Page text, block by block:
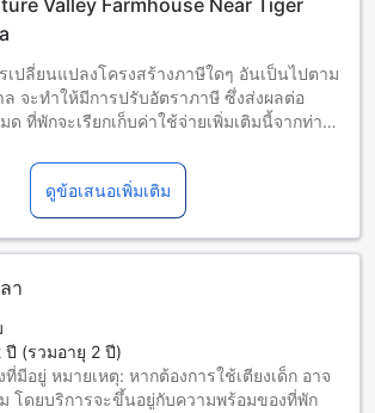
เปลี่ยนแปลงโครงสร้างภาษีใดๆ อันเป็นไปตาม
จะทำให้มีการปรับอัตราภาษี ซึ่งส่งผลต่อ
ด ที่พักจะเรียกเก็บค่าใช้จ่ายเพิ่มเติมนี้จากท่าน
ดูข้อเสนอเพิ่มเติม
า
ปี (รวมอายุ 2 ปี)
มีอยู่ หมายเหตุ: หากต้องการใช้เตียงเด็ก อาจ
โดยบริการจะขึ้นอยู่กับความพร้อมของที่พัก